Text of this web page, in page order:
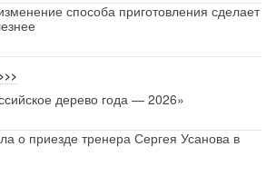
способа приготовления сделает
>>>
дерево года — 2026»
о приезде тренера Сергея Усанова в